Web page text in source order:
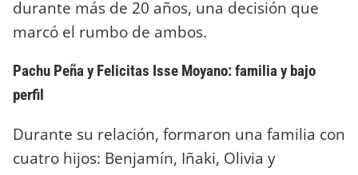
durante más de 20 años, una decisión que
marcó el rumbo de ambos.
Pachu Peña y Felicitas Isse Moyano: familia y bajo
perfil
Durante su relación, formaron una familia con
cuatro hijos: Benjamín, Iñaki, Olivia y